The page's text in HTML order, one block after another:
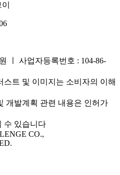
ㅣ 사업자등록번호 : 104-86-
트 및 이미지는 소비자의 이해
개발계획 관련 내용은 인허가
수 있습니다
CO.,